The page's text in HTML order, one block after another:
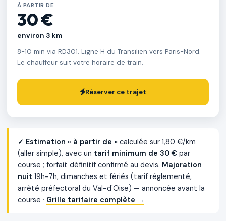
À PARTIR DE
30 €
environ 3 km
8-10 min via RD301. Ligne H du Transilien vers Paris-Nord.
Le chauffeur suit votre horaire de train.
Réserver ce trajet
✓ Estimation « à partir de » calculée sur 1,80 €/km
(aller simple), avec un tarif minimum de 30 € par
course ; forfait définitif confirmé au devis. Majoration
nuit 19h-7h, dimanches et fériés (tarif réglementé,
arrêté préfectoral du Val-d'Oise) — annoncée avant la
course · Grille tarifaire complète →